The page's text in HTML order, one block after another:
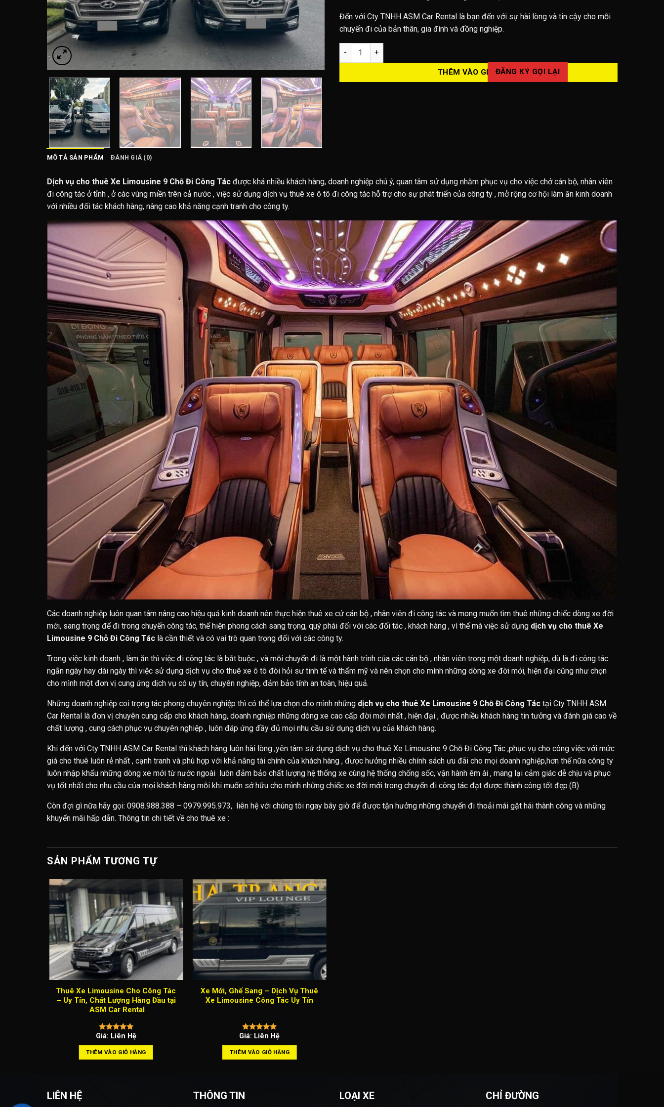
Đến với Cty TNHH ASM Car Rental là bạn đến với sự hài lòng và tin cậy cho mỗi
chuyến đi của bản thân, gia đình và đồng nghiệp.
Dịch vụ cho thuê Xe Limousine 9 Chỗ Đi Công Tác số lượng
THÊM VÀO GIỎ HÀNGĐĂNG KÝ GỌI LẠI
MÔ TẢ SẢN PHẨM ĐÁNH GIÁ (0)
Dịch vụ cho thuê Xe Limousine 9 Chỗ Đi Công Tácđược khá nhiều khách hàng, doanh nghiệp chú ý, quan tâm sử dụng nhằm phục vụ cho việc chở cán bộ, nhân viên
đi công tác ở tỉnh , ở các vùng miền trên cả nước , việc sử dụng dịch vụ thuê xe ô tô đi công tác hỗ trợ cho sự phát triển của công ty , mở rộng cơ hội làm ăn kinh doanh
với nhiều đối tác khách hàng, nâng cao khả năng cạnh tranh cho công ty.
Các doanh nghiệp luôn quan tâm nâng cao hiệu quả kinh doanh nên thực hiện thuê xe cử cán bộ , nhân viên đi công tác và mong muốn tìm thuê những chiếc dòng xe đời
mới, sang trọng để đi trong chuyến công tác, thể hiện phong cách sang trọng, quý phái đối với các đối tác , khách hàng , vì thế mà việc sử dụng dịch vụ cho thuê Xe
Limousine 9 Chỗ Đi Công Táclà cần thiết và có vai trò quan trọng đối với các công ty.
Trong việc kinh doanh , làm ăn thì việc đi công tác là bắt buộc , và mỗi chuyến đi là một hành trình của các cán bộ , nhân viên trong một doanh nghiệp, dù là đi công tác
ngắn ngày hay dài ngày thì việc sử dụng dịch vụ cho thuê xe ô tô đòi hỏi sư tinh tế và thẩm mỹ và nên chọn cho mình những dòng xe đời mới, hiện đại cũng như chọn
cho mình một đơn vị cung ứng dịch vụ có uy tín, chuyên nghiệp, đảm bảo tính an toàn, hiệu quả.
Những doanh nghiệp coi trọng tác phong chuyên nghiệp thì có thể lựa chọn cho mình những dịch vụ cho thuê Xe Limousine 9 Chỗ Đi Công Táctại Cty TNHH ASM
Car Rental là đơn vị chuyên cung cấp cho khách hàng, doanh nghiệp những dòng xe cao cấp đời mới nhất , hiện đại , được nhiều khách hàng tin tưởng và đánh giá cao về
chất lượng , cung cách phục vụ chuyên nghiệp , luôn đáp ứng đầy đủ mọi nhu cầu sử dụng dịch vụ của khách hàng.
Khi đến với Cty TNHH ASM Car Rental thì khách hàng luôn hài lòng ,yên tâm sử dụng dịch vụ cho thuê Xe Limousine 9 Chỗ Đi Công Tác ,phục vụ cho công việc với mức
giá cho thuê luôn rẻ nhất , cạnh tranh và phù hợp với khả năng tài chính của khách hàng , được hưởng nhiều chính sách ưu đãi cho mọi doanh nghiệp,hơn thế nữa công ty
luôn nhập khẩu những dòng xe mới từ nước ngoài luôn đảm bảo chất lượng hệ thống xe cùng hệ thống chống sốc, vận hành êm ái , mang lại cảm giác dễ chịu và phục
vụ tốt nhất cho nhu cầu của mọi khách hàng mỗi khi muốn sở hữu cho mình những chiếc xe đời mới trong chuyến đi công tác đạt được thành công tốt đẹp.(B)
Còn đợi gì nữa hãy gọi: 0908.988.388 – 0979.995.973, liên hệ với chúng tôi ngay bây giờ để được tận hưởng những chuyến đi thoải mái gặt hái thành công và những
khuyến mãi hấp dẫn. Thông tin chi tiết về cho thuê xe :
SẢN PHẨM TƯƠNG TỰ
Thuê Xe Limousine Cho Công Tác
– Uy Tín, Chất Lượng Hàng Đầu tại
ASM Car Rental
Giá: Liên Hệ
THÊM VÀO GIỎ HÀNG
Xe Mới, Ghế Sang – Dịch Vụ Thuê
Xe Limousine Công Tác Uy Tín
Giá: Liên Hệ
THÊM VÀO GIỎ HÀNG
LIÊN HỆ THÔNG TIN LOẠI XE CHỈ ĐƯỜNG